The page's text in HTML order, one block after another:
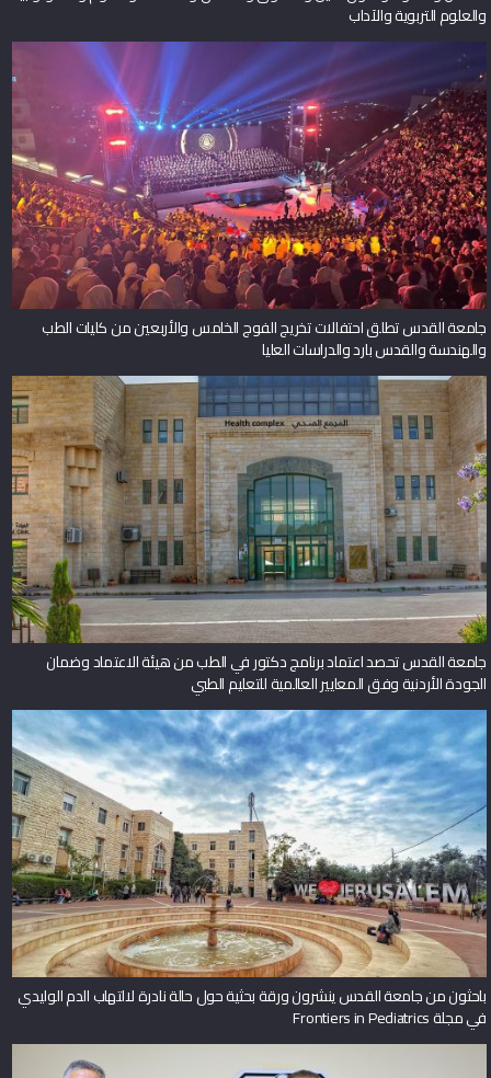
والعلوم التربوية والآداب
جامعة القدس تطلق احتفالات تخريج الفوج الخامس والأربعين من كليات الطب
والهندسة والقدس بارد والدراسات العليا
جامعة القدس تحصد اعتماد برنامج دكتور في الطب من هيئة الاعتماد وضمان
الجودة الأردنية وفق المعايير العالمية للتعليم الطبي
باحثون من جامعة القدس ينشرون ورقة بحثية حول حالة نادرة لالتهاب الدم الوليدي
في مجلة Frontiers in Pediatrics